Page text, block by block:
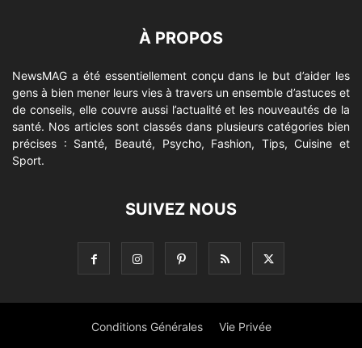
À PROPOS
NewsMAG a été essentiellement conçu dans le but d’aider les
gens à bien mener leurs vies à travers un ensemble d’astuces et
de conseils, elle couvre aussi l’actualité et les nouveautés de la
santé. Nos articles sont classés dans plusieurs catégories bien
précises : Santé, Beauté, Psycho, Fashion, Tips, Cuisine et
Sport.
SUIVEZ NOUS
Conditions Générales Vie Privée